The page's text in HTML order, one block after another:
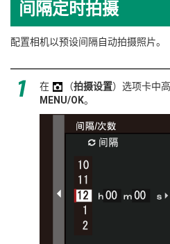
间隔定时拍摄
配置相机以预设间隔自动拍摄照片。
在 （拍摄设置）选项卡中
MENU/OK。